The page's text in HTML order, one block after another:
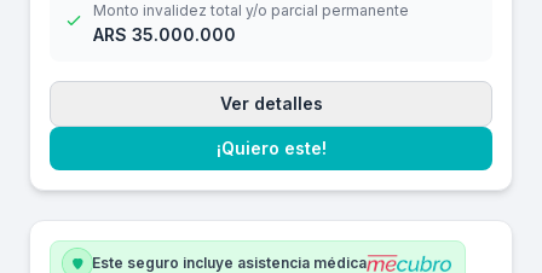
Monto invalidez total y/o parcial permanente
ARS 35.000.000
Ver detalles
¡Quiero este!
Este seguro incluye asistencia médica